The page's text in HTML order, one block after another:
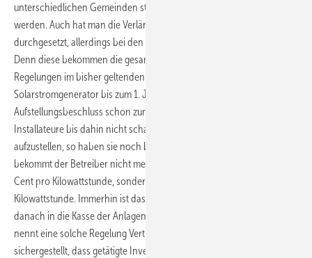
unterschiedlichen Gemeinden stehen, als eine Anlage gerechnet
werden. Auch hat man die Verlängerung der Übergangsfristen
durchgesetzt, allerdings bei den Freiflächenanlagen nur halbherzig.
Denn diese bekommen die gesamte Einspeisevergütung nach den
Regelungen im bisher geltenden EEG nur, wenn der
Solarstromgenerator bis zum 1. Juli in Betrieb gegangen ist und ein
Aufstellungsbeschluss schon zum 1. März existierte. Sollten es die
Installateure bis dahin nicht schaffen, die gesamte Anlage
aufzustellen, so haben sie noch bis zum 1. Oktober Zeit. Allerdings
bekommt der Betreiber nicht mehr die bisher vorgesehenen 21,11
Cent pro Kilowattstunde, sondern nur 15,95 Cent für jede eingespeiste
Kilowattstunde. Immerhin ist das etwas mehr als die 13,5 Cent, die
danach in die Kasse der Anlagenbetreiber fließen. Die Regierung
nennt eine solche Regelung Vertrauensschutz. „Hierdurch wird
sichergestellt, dass getätigte Investitionen, die sich bereits zu